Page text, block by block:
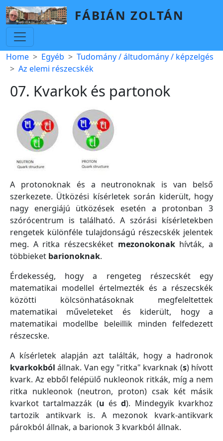
Skip to main content
FÁBIÁN ZOLTÁN
Breadcrumb
Home Egyéb
Tudomány / áltudomány / képzelgés
Az elemi részecskék
07. Kvarkok és partonok
A protonoknak és a neutronoknak is van belső
szerkezete. Ütközési kísérletek során kiderült, hogy
nagy energiájú ütközések esetén a protonban 3
szórócentrum is található. A szórási kísérletekben
rengetek különféle tulajdonságú részecskék jelentek
meg. A ritka részecskéket mezonokonakhívták, a
többieket barionoknak.
Érdekesség, hogy a rengeteg részecskét egy
matematikai modellel értelmezték és a részecskék
közötti kölcsönhatásoknak megfeleltettek
matematikai műveleteket és kiderült, hogy a
matematikai modellbe beleillik minden felfedezett
részecske.
A kísérletek alapján azt találták, hogy a hadronok
kvarkokból állnak. Van egy "ritka" kvarknak (s) hívott
kvark. Az ebből felépülő nukleonok ritkák, míg a nem
ritka nukleonok (neutron, proton) csak két másik
kvarkot tartalmazzák (u ésd). Mindegyik kvarkhoz
tartozik antikvark is. A mezonok kvark-antikvark
párokból állnak, a barionok 3 kvarkból állnak.